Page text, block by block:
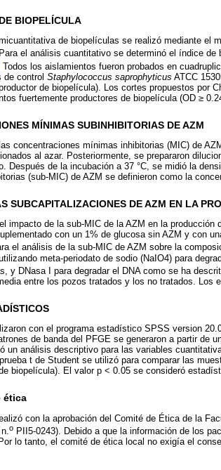
BIOPELÍCULA
de biopelículas se realizó mediante el
el análisis cuantitativo se determinó el índice
Todos los aislamientos fueron probados en
de control Staphylococcus saprophyticus ATCC
de biopelícula). Los cortes propuestos por
fuertemente productores de biopelícula (OD ≥
MÍNIMAS SUBINHIBITORIAS DE AZM
concentraciones mínimas inhibitorias (MIC) de
al azar. Posteriormente, se prepararon
Después de la incubación a 37 °C, se midió la
(sub-MIC) de AZM se definieron como la
SUBCAPITALIZACIONES DE AZM EN LA
impacto de la sub-MIC de la AZM en la
con un 1% de glucosa sin AZM y con
el análisis de la sub-MIC de AZM sobre la
meta-periodato de sodio (NaIO4) para
y DNasa I para degradar el DNA como se ha
entre los pozos tratados y los no tratados. Los
con el programa estadístico SPSS version
de banda del PFGE se generaron a partir de
un análisis descriptivo para las variables
t de Student se utilizó para comparar las
biopelícula). El valor p < 0.05 se consideró
ética
con la aprobación del Comité de Ética de la
o PII5-0243). Debido a que la información de los
lo tanto, el comité de ética local no exigía el